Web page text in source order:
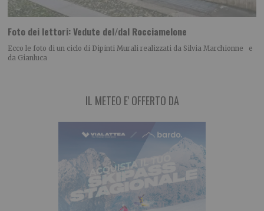
Foto dei lettori: Vedute del/dal Rocciamelone
Ecco le foto di un ciclo di Dipinti Murali realizzati da Silvia Marchionne e
da Gianluca
IL METEO E' OFFERTO DA